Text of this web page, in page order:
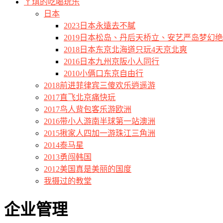
ㄚ琪的吃喝玩乐
日本
2023日本永遠去不膩
2019日本松岛、丹后天桥立、安艺严岛梦幻
2018日本东京北海道只玩4天京北爽
2016日本九州京阪小人同行
2010小俩口东京自由行
2018前进菲律宾三傻欢乐逍遥游
2017直飞北京痛快玩
2017鸟人背包客乐游欧洲
2016带小人游南半球第一站澳洲
2015揪家人四加一游珠江三角洲
2014泰马星
2013勇闯韩国
2012美国真是美丽的国度
我摄过的教堂
企业管理